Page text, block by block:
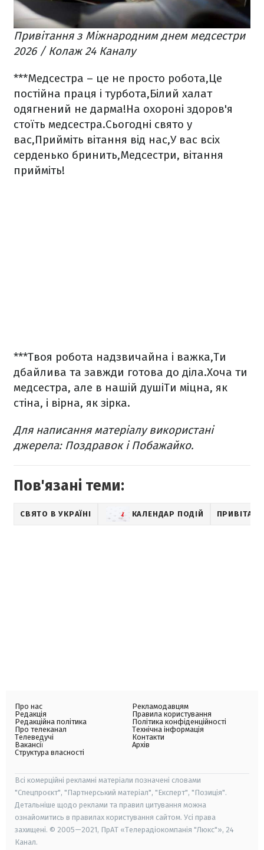
Привітання з Міжнародним днем медсестри
2026 / Колаж 24 Каналу
***Медсестра – це не просто робота,Це
постійна праця і турбота,Білий халат
одягнений не дарма!На охороні здоров'я
стоїть медсестра.Сьогодні свято у
вас,Прийміть вітання від нас,У вас всіх
серденько бринить,Медсестри, вітання
прийміть!
***Твоя робота надзвичайна і важка,Ти
дбайлива та завжди готова до діла.Хоча ти
медсестра, але в нашій душіТи міцна, як
стіна, і вірна, як зірка.
Для написання матеріалу використані
джерела: Поздравок і Побажайко.
Пов'язані теми:
СВЯТО В УКРАЇНІ КАЛЕНДАР ПОДІЙ
Про нас
Редакція
Редакційна політика
Про телеканал
Телеведучі
Вакансії
Структура власності
Рекламодавцям
Правила користування
Політика конфіденційності
Технічна інформація
Контакти
Архів
Всі комерційні рекламні матеріали позначені словами
"Спецпроєкт", "Партнерський матеріал", "Експерт", "Позиція".
Детальніше щодо реклами та правил цитування можна
ознайомитись в правилах користування сайтом. Усі права
захищені. © 2005—2021, ПрАТ «Телерадіокомпанія "Люкс"», 24
Канал.